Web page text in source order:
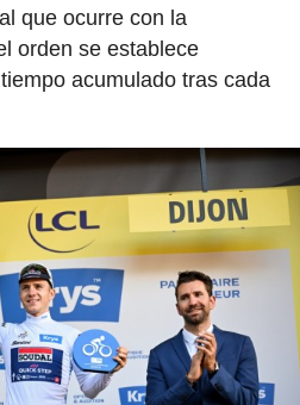
que ocurre con la
orden se establece
acumulado tras cada